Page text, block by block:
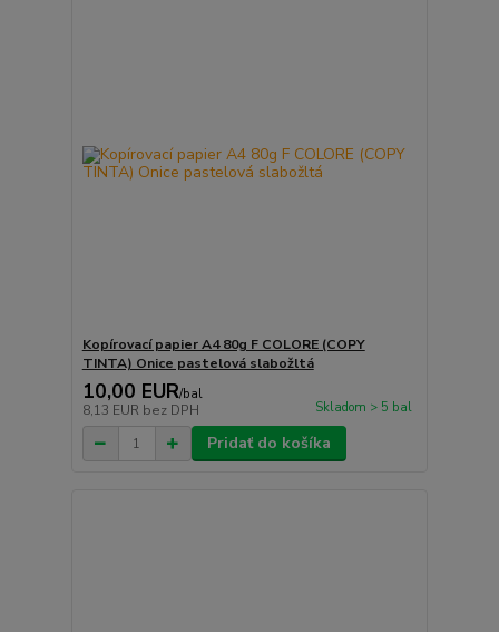
Kopírovací papier A4 80g F COLORE (COPY
TINTA) Onice pastelová slabožltá
10,00 EUR/bal
8,13 EUR bez DPH Skladom > 5 bal
Pridať do košíka